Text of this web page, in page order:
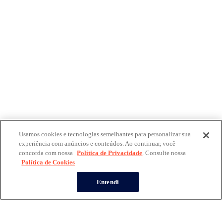
Usamos cookies e tecnologias semelhantes para personalizar sua
experiência com anúncios e conteúdos. Ao continuar, você
concorda com nossa Política de Privacidade. Consulte nossa
Política de Cookies
Entendi